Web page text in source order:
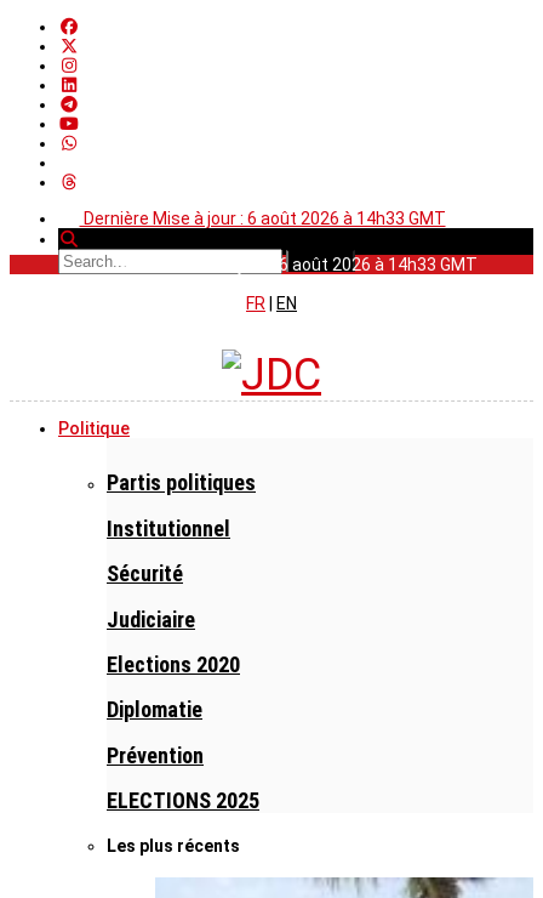
Dernière Mise à jour : 6 août 2026 à 14h33 GMT
Dernière Mise à jour : 6 août 2026 à 14h33 GMT
FR
EN
Politique
Partis politiques
Institutionnel
Sécurité
Judiciaire
Elections 2020
Diplomatie
Prévention
ELECTIONS 2025
Les plus récents